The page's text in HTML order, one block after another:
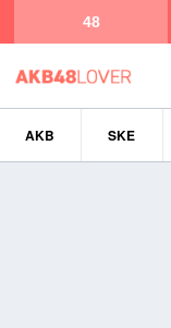
48
AKB SKE